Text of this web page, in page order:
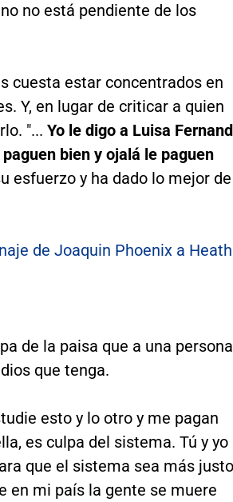
no está pendiente de los
cuesta estar concentrados en
Y, en lugar de criticar a quien
"... Yo le digo a Luisa
bien y ojalá le paguen
esfuerzo y ha dado lo mejor de
de Joaquin Phoenix a Heath
de la paisa que a una persona
que tenga.
esto y lo otro y me pagan
es culpa del sistema. Tú y yo
que el sistema sea más
en mi país la gente se muere